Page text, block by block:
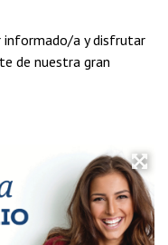
informado/a y disfrutar
de nuestra gran